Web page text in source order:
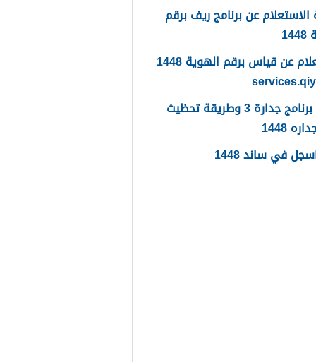
عن برنامج ريف برقم
الاستعلام عن قياس برقم الهوية 1448
ما هو برنامج جدارة 3 وطريقة تحظيث
1448
في ساند 1448